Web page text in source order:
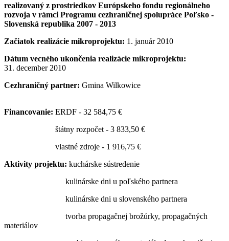
realizovaný z prostriedkov Európskeho fondu regionálneho
rozvoja v rámci Programu cezhraničnej spolupráce Poľsko -
Slovenská republika 2007 - 2013
Začiatok realizácie mikroprojektu: 1. január 2010
Dátum vecného ukončenia realizácie mikroprojektu:
31. december 2010
Cezhraničný partner: Gmina Wilkowice
Financovanie: ERDF - 32 584,75 €
štátny rozpočet - 3 833,50 €
vlastné zdroje - 1 916,75 €
Aktivity projektu: kuchárske sústredenie
kulinárske dni u poľského partnera
kulinárske dni u slovenského partnera
tvorba propagačnej brožúrky, propagačných
materiálov